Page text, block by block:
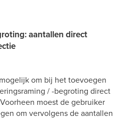
aantallen direct
om bij het toevoegen
/ -begroting direct
moest de gebruiker
om vervolgens de aantallen